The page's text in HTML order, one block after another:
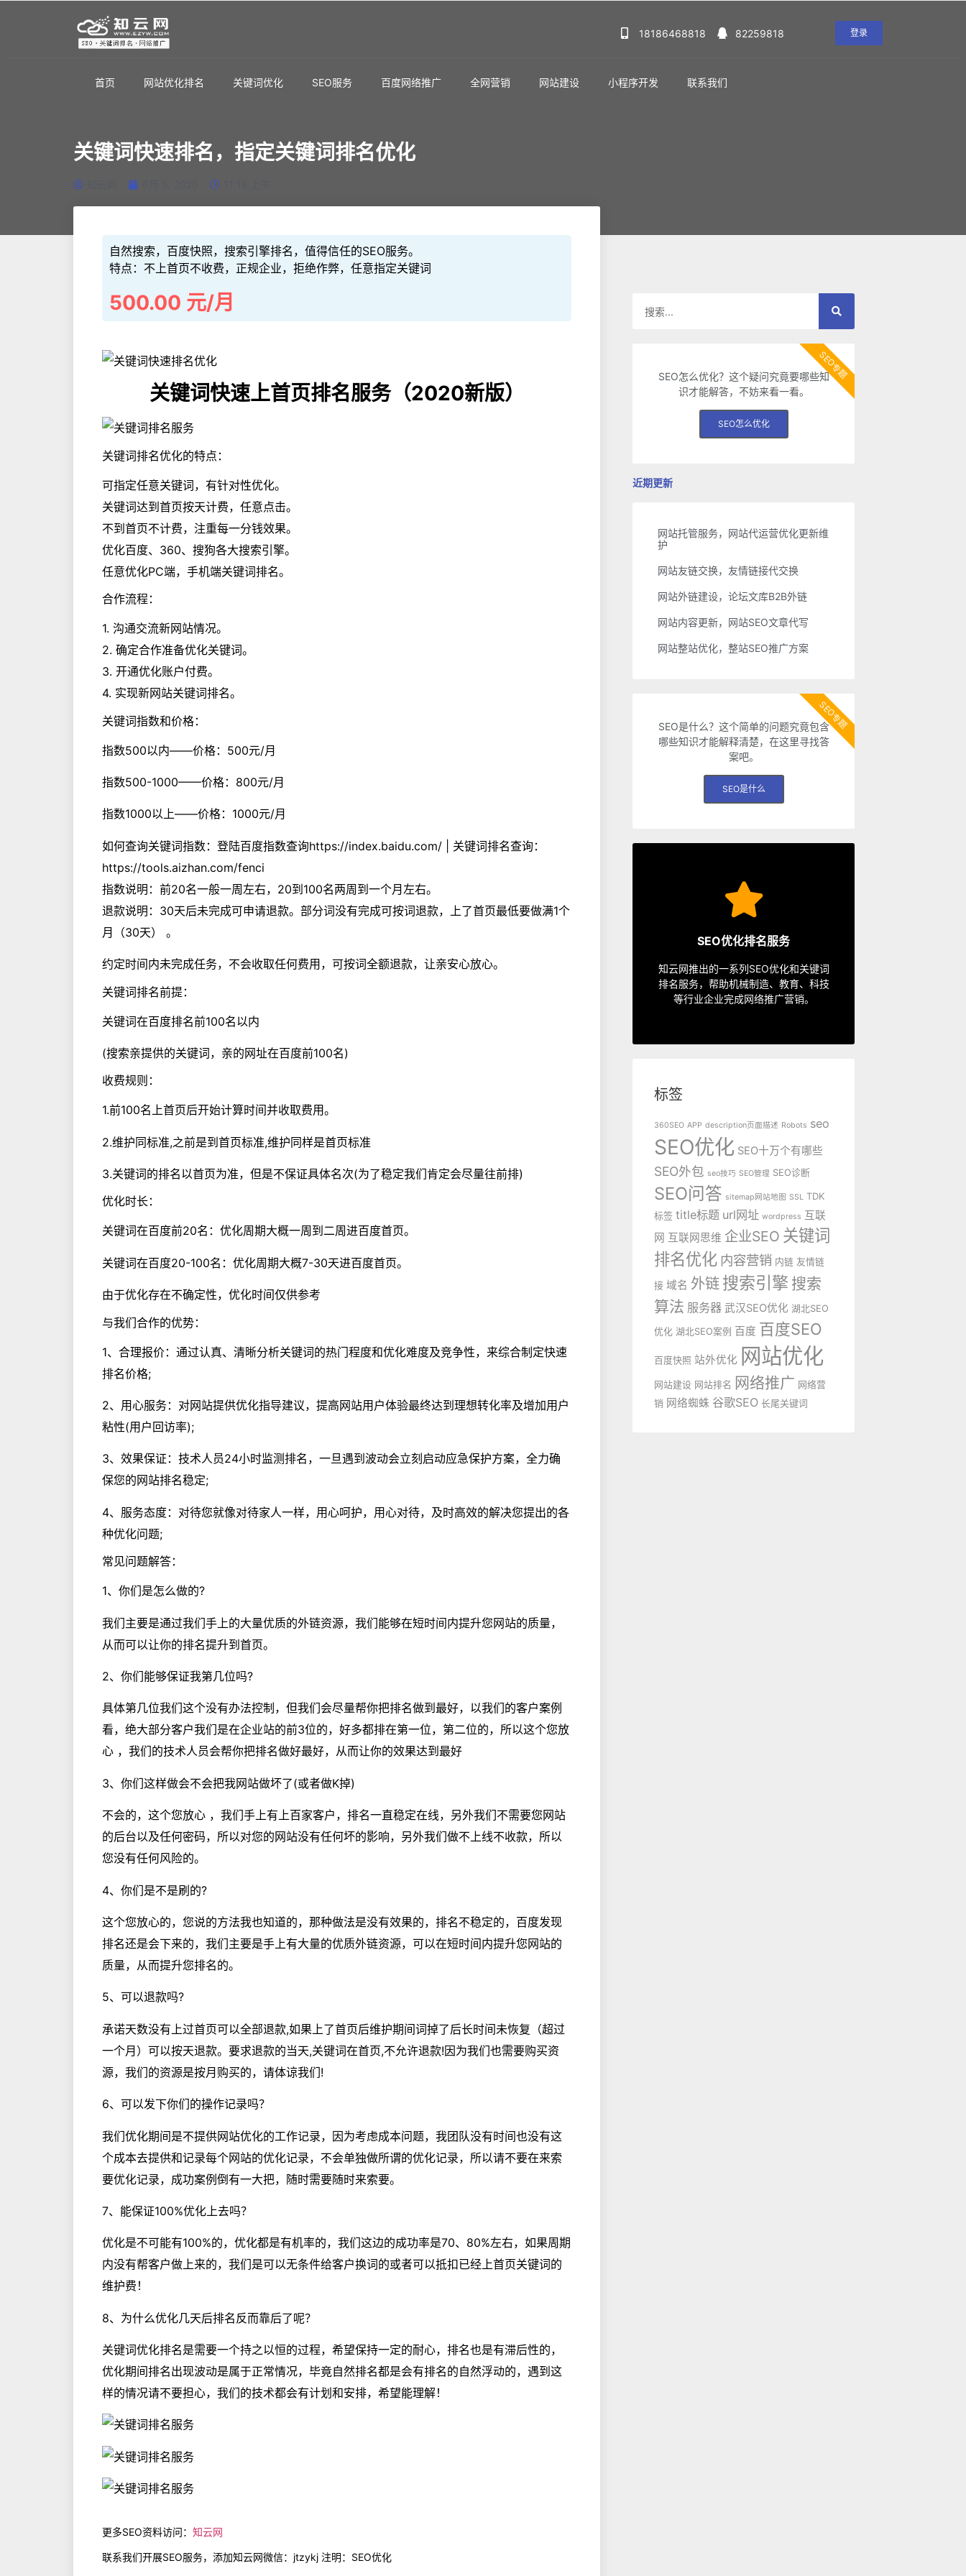
18186468818 82259818 登录
首页 网站优化排名 关键词优化 SEO服务 百度网络推广 全网营销 网站建设 小程序开发 联系我们
关键词快速排名，指定关键词排名优化
自然搜索，百度快照，搜索引擎排名，值得信任的SEO服务。
特点：不上首页不收费，正规企业，拒绝作弊，任意指定关键词
500.00 元/月
关键词快速上首页排名服务（2020新版）
关键词排名优化的特点：
可指定任意关键词，有针对性优化。
关键词达到首页按天计费，任意点击。
不到首页不计费，注重每一分钱效果。
优化百度、360、搜狗各大搜索引擎。
任意优化PC端，手机端关键词排名。
合作流程：
1. 沟通交流新网站情况。
2. 确定合作准备优化关键词。
3. 开通优化账户付费。
4. 实现新网站关键词排名。
关键词指数和价格：
指数500以内——价格：500元/月
指数500-1000——价格：800元/月
指数1000以上——价格：1000元/月
如何查询关键词指数：登陆百度指数查询https://index.baidu.com/ | 关键词排名查询：
https://tools.aizhan.com/fenci
指数说明：前20名一般一周左右，20到100名两周到一个月左右。
退款说明：30天后未完成可申请退款。部分词没有完成可按词退款，上了首页最低要做满1个
月（30天） 。
约定时间内未完成任务，不会收取任何费用，可按词全额退款，让亲安心放心。
关键词排名前提：
关键词在百度排名前100名以内
(搜索亲提供的关键词，亲的网址在百度前100名)
收费规则：
1.前100名上首页后开始计算时间并收取费用。
2.维护同标准,之前是到首页标准,维护同样是首页标准
3.关键词的排名以首页为准，但是不保证具体名次(为了稳定我们肯定会尽量往前排)
优化时长：
关键词在百度前20名：优化周期大概一周到二周进百度首页。
关键词在百度20-100名：优化周期大概7-30天进百度首页。
由于优化存在不确定性，优化时间仅供参考
与我们合作的优势：
1、合理报价：通过认真、清晰分析关键词的热门程度和优化难度及竞争性，来综合制定快速
排名价格;
2、用心服务：对网站提供优化指导建议，提高网站用户体验最终达到理想转化率及增加用户
粘性(用户回访率);
3、效果保证：技术人员24小时监测排名，一旦遇到波动会立刻启动应急保护方案，全力确
保您的网站排名稳定;
4、服务态度：对待您就像对待家人一样，用心呵护，用心对待，及时高效的解决您提出的各
种优化问题;
常见问题解答：
1、你们是怎么做的?
我们主要是通过我们手上的大量优质的外链资源，我们能够在短时间内提升您网站的质量，
从而可以让你的排名提升到首页。
2、你们能够保证我第几位吗?
具体第几位我们这个没有办法控制，但我们会尽量帮你把排名做到最好，以我们的客户案例
看，绝大部分客户我们是在企业站的前3位的，好多都排在第一位，第二位的，所以这个您放
心 ，我们的技术人员会帮你把排名做好最好，从而让你的效果达到最好
3、你们这样做会不会把我网站做坏了(或者做K掉)
不会的，这个您放心 ，我们手上有上百家客户，排名一直稳定在线，另外我们不需要您网站
的后台以及任何密码，所以对您的网站没有任何坏的影响，另外我们做不上线不收款，所以
您没有任何风险的。
4、你们是不是刷的?
这个您放心的，您说的方法我也知道的，那种做法是没有效果的，排名不稳定的，百度发现
排名还是会下来的，我们主要是手上有大量的优质外链资源，可以在短时间内提升您网站的
质量，从而提升您排名的。
5、可以退款吗?
承诺天数没有上过首页可以全部退款,如果上了首页后维护期间词掉了后长时间未恢复（超过
一个月）可以按天退款。要求退款的当天,关键词在首页,不允许退款!因为我们也需要购买资
源，我们的资源是按月购买的，请体谅我们!
6、可以发下你们的操作记录吗？
我们优化期间是不提供网站优化的工作记录，因为考虑成本问题，我团队没有时间也没有这
个成本去提供和记录每个网站的优化记录，不会单独做所谓的优化记录，所以请不要在来索
要优化记录，成功案例倒有一大把，随时需要随时来索要。
7、能保证100%优化上去吗？
优化是不可能有100%的，优化都是有机率的，我们这边的成功率是70、80%左右，如果周期
内没有帮客户做上来的，我们是可以无条件给客户换词的或者可以抵扣已经上首页关键词的
维护费！
8、为什么优化几天后排名反而靠后了呢？
关键词优化排名是需要一个持之以恒的过程，希望保持一定的耐心，排名也是有滞后性的，
优化期间排名出现波动是属于正常情况，毕竟自然排名都是会有排名的自然浮动的，遇到这
样的情况请不要担心，我们的技术都会有计划和安排，希望能理解！
更多SEO资料访问： 知云网
联系我们开展SEO服务，添加知云网微信：jtzykj 注明：SEO优化
SEO怎么优化？这个疑问究竟要哪些知
识才能解答，不妨来看一看。
SEO怎么优化
SEO专题
近期更新
网站托管服务，网站代运营优化更新维
护
网站友链交换，友情链接代交换
网站外链建设，论坛文库B2B外链
网站内容更新，网站SEO文章代写
网站整站优化，整站SEO推广方案
SEO是什么？这个简单的问题究竟包含
哪些知识才能解释清楚，在这里寻找答
案吧。
SEO是什么
SEO专题
SEO优化排名服务
知云网推出的一系列SEO优化和关键词
排名服务，帮助机械制造、教育、科技
等行业企业完成网络推广营销。
SEO服务中心
指定关键词优化、整站优化、SEO套
从容应对各种优化需求。
SEO服务
标签
360SEO APP description页面描述 Robots seo
SEO优化 SEO十万个有哪些
SEO外包 seo技巧 SEO管理 SEO诊断
SEO问答 sitemap网站地图 SSL TDK
标签 title标题 url网址 wordpress 互联
网 互联网思维 企业SEO 关键词
排名优化 内容营销 内链 友情链
接 域名 外链 搜索引擎 搜索
算法 服务器 武汉SEO优化 湖北SEO
优化 湖北SEO案例 百度 百度SEO
百度快照 站外优化 网站优化
网站建设 网站排名 网络推广 网络营
销 网络蜘蛛 谷歌SEO 长尾关键词